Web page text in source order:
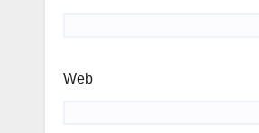
Web